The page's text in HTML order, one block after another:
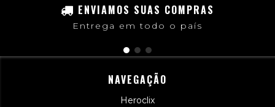
ENVIAMOS SUAS COMPRAS
Entrega em todo o país
NAVEGAÇÃO
Heroclix